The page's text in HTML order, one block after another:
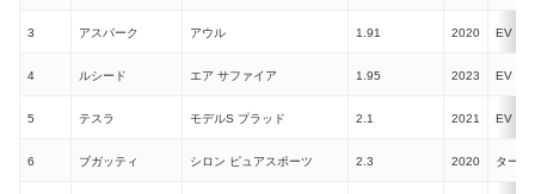
3 アスパーク アウル 1.91 2020 EV
4 ルシード エア サファイア 1.95 2023 EV
5 テスラ モデルS プラッド 2.1 2021 EV
6 ブガッティ シロン ピュアスポーツ 2.3 2020 ターボ